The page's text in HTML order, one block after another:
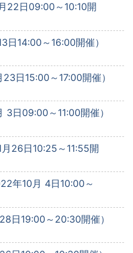
22日09:00～10:10開
日14:00～16:00開催）
日15:00～17:00開催）
日09:00～11:00開催）
26日10:25～11:55開
年10月 4日10:00～
日19:00～20:30開催）